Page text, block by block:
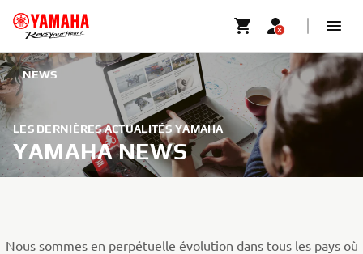
NEWS
LES DERNIÈRES ACTUALITÉS YAMAHA
YAMAHA NEWS
Nous sommes en perpétuelle évolution dans tous les pays où